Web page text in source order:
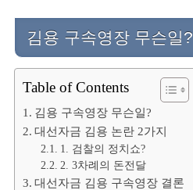
김용 구속영장 무슨일?
Table of Contents
김용 구속영장 무슨일?
대선자금 김용 논란 2가지
1. 검찰의 정치쇼?
2. 3차례의 돈전달
대선자금 김용 구속영장 결론